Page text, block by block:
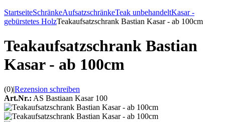
StartseiteSchränkeAufsatzschränkeTeak unbehandeltKasar -
gebürstetes HolzTeakaufsatzschrank Bastian Kasar - ab 100cm
Teakaufsatzschrank Bastian
Kasar - ab 100cm
(0)|Rezension schreiben
Art.Nr.: AS Bastiaan Kasar 100